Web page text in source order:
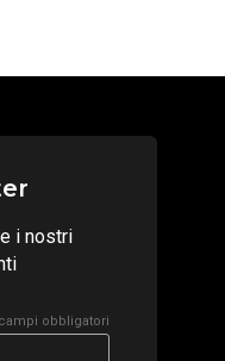
i nostri
obbligatori